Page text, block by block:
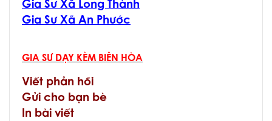
Gia Sư Xã Long Thành
Gia Sư Xã An Phước
GIA SƯ DẠY KÈM BIÊN HÒA
Viết phản hồi
Gửi cho bạn bè
In bài viết